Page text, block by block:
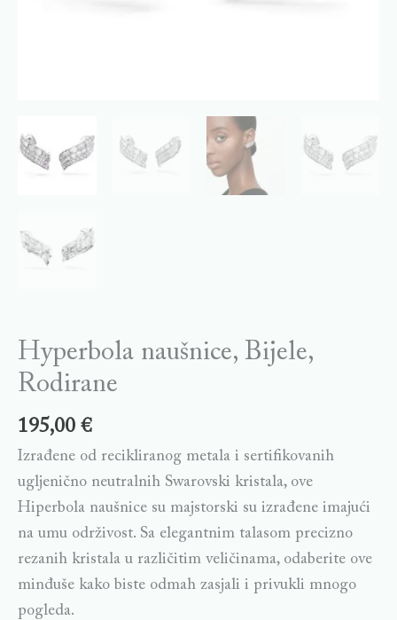
Hyperbola naušnice, Bijele,
Rodirane
195,00 €
Izrađene od recikliranog metala i sertifikovanih
ugljenično neutralnih Swarovski kristala, ove
Hiperbola naušnice su majstorski su izrađene imajući
na umu održivost. Sa elegantnim talasom precizno
rezanih kristala u različitim veličinama, odaberite ove
minđuše kako biste odmah zasjali i privukli mnogo
pogleda.